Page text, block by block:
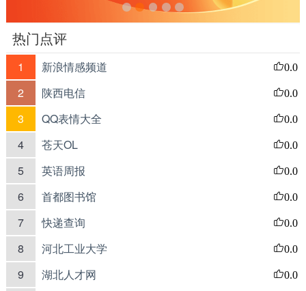
热门点评
1 新浪情感频道 0.0
2 陕西电信 0.0
3 QQ表情大全 0.0
4 苍天OL 0.0
5 英语周报 0.0
6 首都图书馆 0.0
7 快递查询 0.0
8 河北工业大学 0.0
9 湖北人才网 0.0